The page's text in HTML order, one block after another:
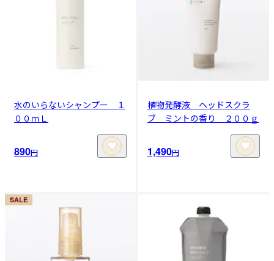
水のいらないシャンプー １
００ｍＬ
890円
植物発酵液 ヘッドスクラ
ブ ミントの香り ２００ｇ
1,490円
SALE